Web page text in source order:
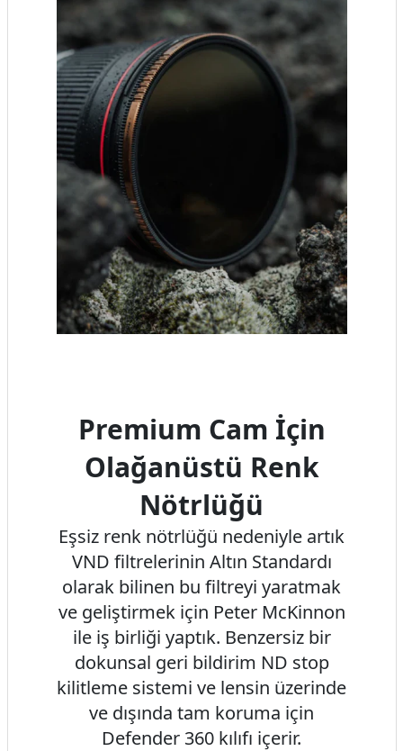
Premium Cam İçin
Olağanüstü Renk
Nötrlüğü
Eşsiz renk nötrlüğü nedeniyle artık
VND filtrelerinin Altın Standardı
olarak bilinen bu filtreyi yaratmak
ve geliştirmek için Peter McKinnon
ile iş birliği yaptık. Benzersiz bir
dokunsal geri bildirim ND stop
kilitleme sistemi ve lensin üzerinde
ve dışında tam koruma için
Defender 360 kılıfı içerir.